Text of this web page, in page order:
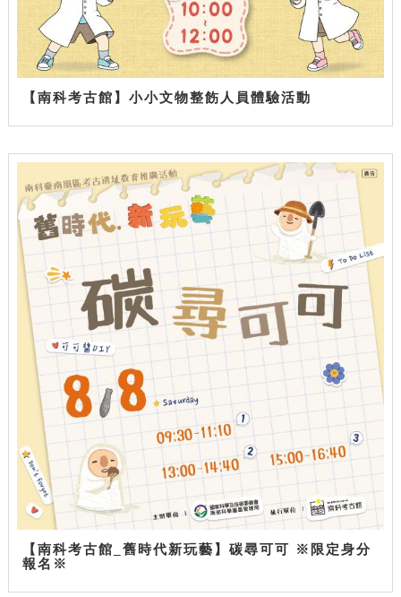
【南科考古館】小小文物整飭人員體驗活動
【南科考古館_舊時代新玩藝】碳尋可可 ※限定身分
報名※